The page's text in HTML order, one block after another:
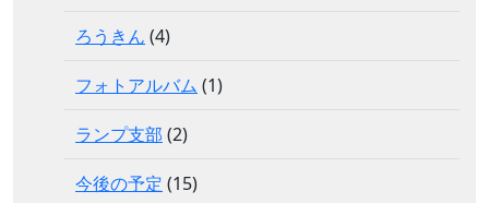
ろうきん (4)
フォトアルバム (1)
ランプ支部 (2)
今後の予定 (15)